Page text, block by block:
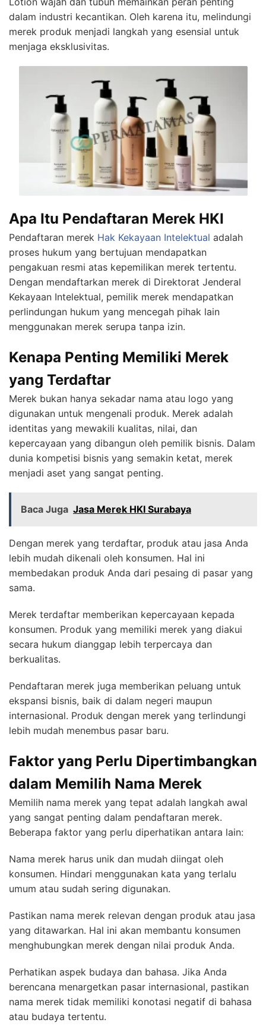
dalam industri kecantikan. Oleh karena itu, melindungi
merek produk menjadi langkah yang esensial untuk
menjaga eksklusivitas.
Apa Itu Pendaftaran Merek HKI
Pendaftaran merek Hak Kekayaan Intelektual adalah
proses hukum yang bertujuan mendapatkan
pengakuan resmi atas kepemilikan merek tertentu.
Dengan mendaftarkan merek di Direktorat Jenderal
Kekayaan Intelektual, pemilik merek mendapatkan
perlindungan hukum yang mencegah pihak lain
menggunakan merek serupa tanpa izin.
Kenapa Penting Memiliki Merek
yang Terdaftar
Merek bukan hanya sekadar nama atau logo yang
digunakan untuk mengenali produk. Merek adalah
identitas yang mewakili kualitas, nilai, dan
kepercayaan yang dibangun oleh pemilik bisnis. Dalam
dunia kompetisi bisnis yang semakin ketat, merek
menjadi aset yang sangat penting.
Baca Juga Jasa Merek HKI Surabaya
Dengan merek yang terdaftar, produk atau jasa Anda
lebih mudah dikenali oleh konsumen. Hal ini
membedakan produk Anda dari pesaing di pasar yang
sama.
Merek terdaftar memberikan kepercayaan kepada
konsumen. Produk yang memiliki merek yang diakui
secara hukum dianggap lebih terpercaya dan
berkualitas.
Pendaftaran merek juga memberikan peluang untuk
ekspansi bisnis, baik di dalam negeri maupun
internasional. Produk dengan merek yang terlindungi
lebih mudah menembus pasar baru.
Faktor yang Perlu Dipertimbangkan
dalam Memilih Nama Merek
Memilih nama merek yang tepat adalah langkah awal
yang sangat penting dalam pendaftaran merek.
Beberapa faktor yang perlu diperhatikan antara lain:
Nama merek harus unik dan mudah diingat oleh
konsumen. Hindari menggunakan kata yang terlalu
umum atau sudah sering digunakan.
Pastikan nama merek relevan dengan produk atau jasa
yang ditawarkan. Hal ini akan membantu konsumen
menghubungkan merek dengan nilai produk Anda.
Perhatikan aspek budaya dan bahasa. Jika Anda
berencana menargetkan pasar internasional, pastikan
nama merek tidak memiliki konotasi negatif di bahasa
atau budaya tertentu.